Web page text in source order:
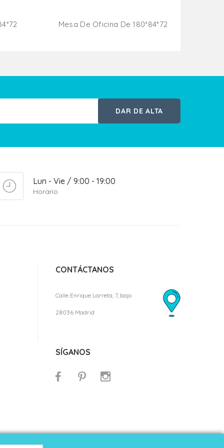
Mesa De Oficina De 180*84*72
DAR DE ALTA
Lun - Vie / 9:00 - 19:00
Horario
CONTÁCTANOS
Calle Enrique Larreta, 7, bajo
28036 Madrid
SÍGANOS